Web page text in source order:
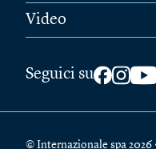
Video
Seguici su
© Internazionale spa 2026